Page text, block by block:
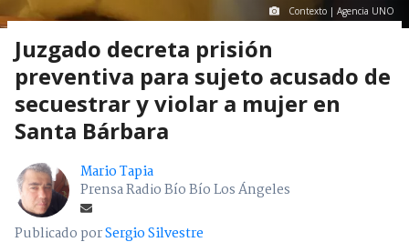
Contexto | Agencia UNO
Juzgado decreta prisión
preventiva para sujeto acusado de
secuestrar y violar a mujer en
Santa Bárbara
Mario Tapia
Prensa Radio Bío Bío Los Ángeles
Publicado porSergio Silvestre